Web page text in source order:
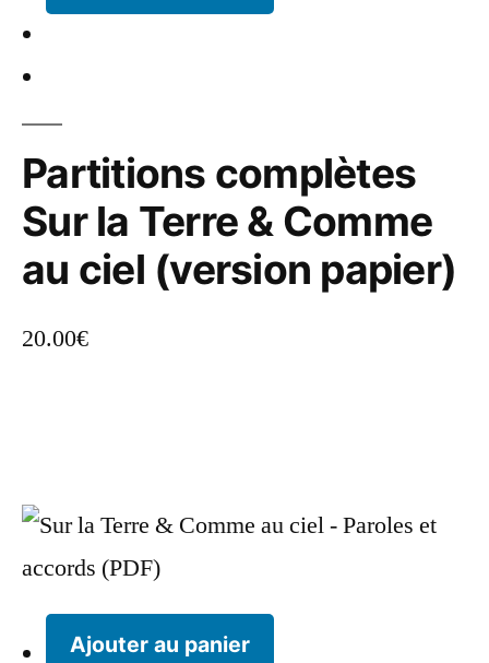
Partitions complètes
Sur la Terre & Comme
au ciel (version papier)
20.00€
Ajouter au panier